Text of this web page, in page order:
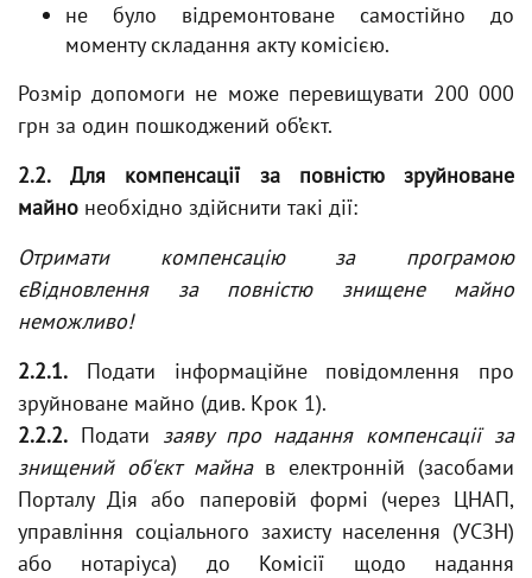
не було відремонтоване самостійно до
моменту складання акту комісією.
Розмір допомоги не може перевищувати 200 000
грн за один пошкоджений об’єкт.
2.2.
Для компенсації за повністю зруйноване
майно необхідно здійснити такі дії:
Отримати компенсацію за програмою
єВідновлення за повністю знищене майно
неможливо!
2.2.1. Подати інформаційне повідомлення про
зруйноване майно (див. Крок 1).
2.2.2. Подати заяву про надання компенсації за
знищений об'єкт майнав електронній (засобами
Порталу Дія або паперовій формі (через ЦНАП,
управління соціального захисту населення (УСЗН)
або нотаріуса) до Комісії щодо надання